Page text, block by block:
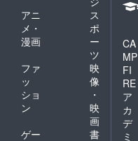
アニ
メ・
漫画
ス
ポ
ー
ツ
ファ
ッ
ショ
ン
映
像
・
映
画
ゲー
書
CA
MP
FI
RE
ア
カ
デ
ミ